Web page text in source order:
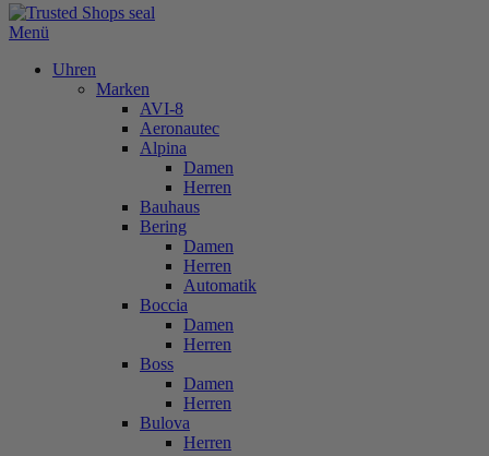
Menü
Uhren
Marken
AVI-8
Aeronautec
Alpina
Damen
Herren
Bauhaus
Bering
Damen
Herren
Automatik
Boccia
Damen
Herren
Boss
Damen
Herren
Bulova
Herren